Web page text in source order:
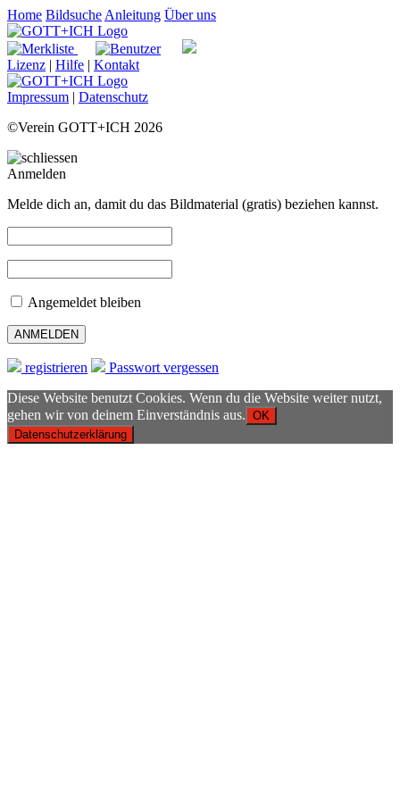
Home Bildsuche Anleitung Über uns
Lizenz | Hilfe | Kontakt
Impressum | Datenschutz
©Verein GOTT+ICH 2026
Anmelden
Melde dich an, damit du das Bildmaterial (gratis) beziehen kannst.
Angemeldet bleiben
registrieren
Passwort vergessen
Diese Website benutzt Cookies. Wenn du die Website weiter nutzt,
gehen wir von deinem Einverständnis aus. OK
Datenschutzerklärung